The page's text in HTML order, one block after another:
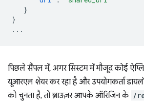
}
}
...
पिछले सैंपल में, अगर सिस्टम में मौजूद कोई
यूआरएल शेयर कर रहा है और उपयोगकर्ता
को चुनता है, तो ब्राउज़र आपके ऑरिजिन के /